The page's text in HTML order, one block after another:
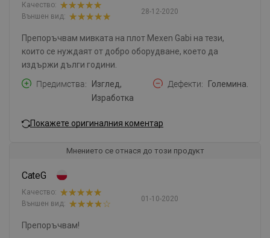
28-12-2020
Качество:
Външен вид:
Препоръчвам мивката на плот Mexen Gabi на тези,
които се нуждаят от добро оборудване, което да
издържи дълги години.
Предимства
Изглед,
Изработка
Дефекти Големина.
Покажете оригиналния коментар
Мнението се отнася до този продукт
CateG
01-10-2020
Качество:
Външен вид:
Препоръчвам!